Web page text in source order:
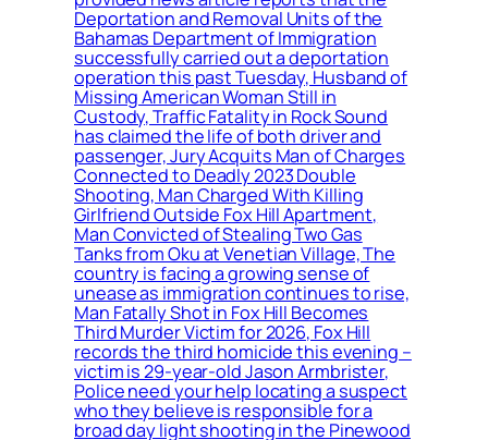
Deportation and Removal Units of the
Bahamas Department of Immigration
successfully carried out a deportation
operation this past Tuesday, Husband of
Missing American Woman Still in
Custody, Traffic Fatality in Rock Sound
has claimed the life of both driver and
passenger, Jury Acquits Man of Charges
Connected to Deadly 2023 Double
Shooting, Man Charged With Killing
Girlfriend Outside Fox Hill Apartment,
Man Convicted of Stealing Two Gas
Tanks from Oku at Venetian Village, The
country is facing a growing sense of
unease as immigration continues to rise,
Man Fatally Shot in Fox Hill Becomes
Third Murder Victim for 2026, Fox Hill
records the third homicide this evening –
victim is 29-year-old Jason Armbrister,
Police need your help locating a suspect
who they believe is responsible for a
broad day light shooting in the Pinewood